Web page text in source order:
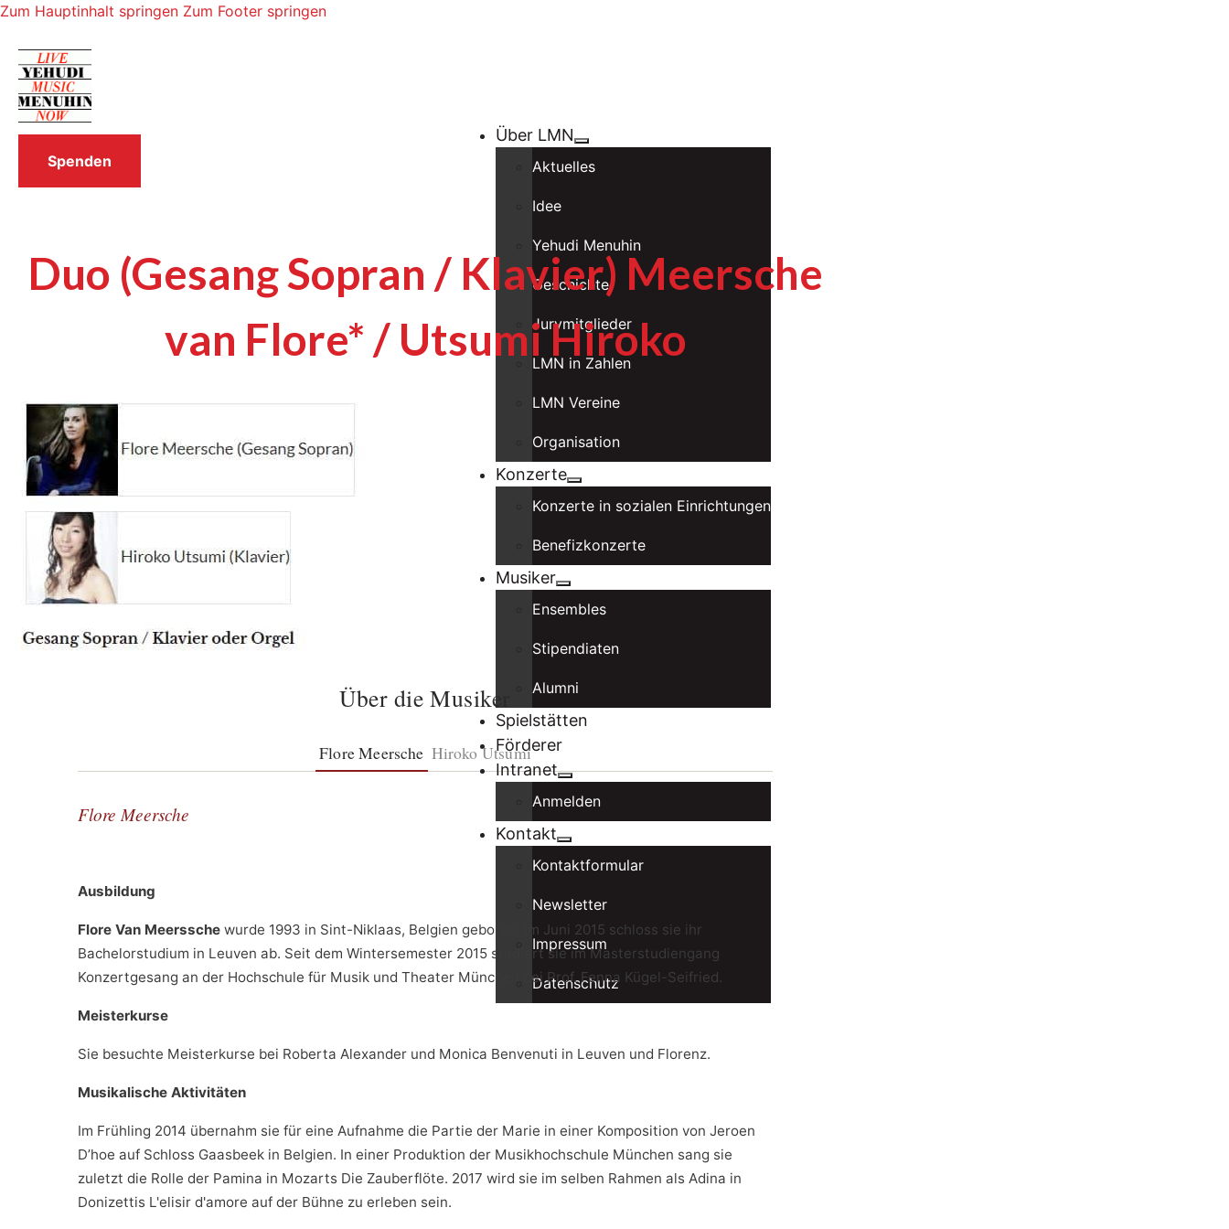
Zum Hauptinhalt springen Zum Footer springen
Über LMN
Aktuelles
Idee
Yehudi Menuhin
Geschichte
Jurymitglieder
LMN in Zahlen
LMN Vereine
Organisation
Konzerte
Konzerte in sozialen Einrichtungen
Benefizkonzerte
Musiker
Ensembles
Stipendiaten
Alumni
Spielstätten
Förderer
Intranet
Anmelden
Kontakt
Kontaktformular
Newsletter
Impressum
Datenschutz
Spenden
Duo (Gesang Sopran / Klavier) Meersche
van Flore* / Utsumi Hiroko
Über die Musiker
Flore Meersche Hiroko Utsumi
Flore Meersche
Ausbildung
Flore Van Meerssche wurde 1993 in Sint-Niklaas, Belgien geboren. Im Juni 2015 schloss sie ihr
Bachelorstudium in Leuven ab. Seit dem Wintersemester 2015 studiert sie im Masterstudiengang
Konzertgesang an der Hochschule für Musik und Theater München bei Prof. Fenna Kügel-Seifried.
Meisterkurse
Sie besuchte Meisterkurse bei Roberta Alexander und Monica Benvenuti in Leuven und Florenz.
Musikalische Aktivitäten
Im Frühling 2014 übernahm sie für eine Aufnahme die Partie der Marie in einer Komposition von Jeroen
D’hoe auf Schloss Gaasbeek in Belgien. In einer Produktion der Musikhochschule München sang sie
zuletzt die Rolle der Pamina in Mozarts Die Zauberflöte. 2017 wird sie im selben Rahmen als Adina in
Donizettis L'elisir d'amore auf der Bühne zu erleben sein.